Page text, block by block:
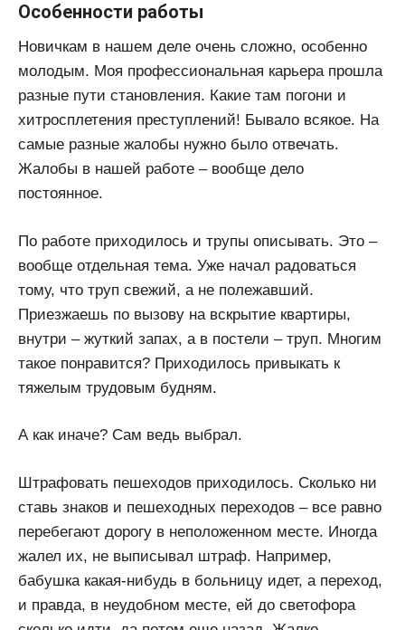
Особенности работы
Новичкам в нашем деле очень сложно, особенно
молодым. Моя профессиональная карьера прошла
разные пути становления. Какие там погони и
хитросплетения преступлений! Бывало всякое. На
самые разные жалобы нужно было отвечать.
Жалобы в нашей работе – вообще дело
постоянное.
По работе приходилось и трупы описывать. Это –
вообще отдельная тема. Уже начал радоваться
тому, что труп свежий, а не полежавший.
Приезжаешь по вызову на вскрытие квартиры,
внутри – жуткий запах, а в постели – труп. Многим
такое понравится? Приходилось привыкать к
тяжелым трудовым будням.
А как иначе? Сам ведь выбрал.
Штрафовать пешеходов приходилось. Сколько ни
ставь знаков и пешеходных переходов – все равно
перебегают дорогу в неположенном месте. Иногда
жалел их, не выписывал штраф. Например,
бабушка какая-нибудь в больницу идет, а переход,
и правда, в неудобном месте, ей до светофора